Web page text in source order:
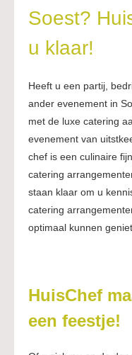
Soest?
u klaar!
Heeft u een partij,
ander evenement in
met de luxe catering
evenement van
chef is een culinaire
catering
staan klaar om u
catering
optimaal kunnen
HuisChef
een feestje!